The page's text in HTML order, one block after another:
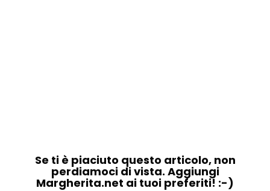
Se ti è piaciuto questo articolo, non
perdiamoci di vista. Aggiungi
Margherita.net ai tuoi preferiti! :-)